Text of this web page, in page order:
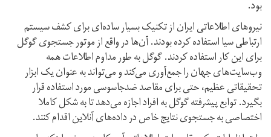
بود.
نیروهای اطلاعاتی ایران از تکنیک بسیار ساده‌ای برای کشف سیستم
ارتباطی سیا استفاده کرده بودند. آن‌ها در واقع از موتور جستجوی گوگل
برای این کار استفاده کردند. گوگل به طور مداوم اطلاعات همه
وب‌سایت‌های جهان را جمع‌آوری می‌کند و می‌تواند به عنوان یک ابزار
تحقیقاتی عظیم، حتی برای مقاصد ضدجاسوسی مورد استفاده قرار
بگیرد. توابع پیشرفته گوگل به افراد اجازه می‌دهد تا به شکل کاملا
اختصاصی به جستجوی نتایج خاص در داده‌های آنلاین اقدام کنند.